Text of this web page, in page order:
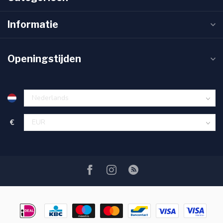
Informatie
Openingstijden
€